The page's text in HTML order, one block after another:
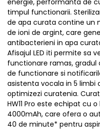
energie, performanta de
timpul functionarii.
de apa curata contine un
de ioni de argint, care
antibacterieni in apa
Afisajul LED iti permite sa
functionare ramas, gradul
de functionare si
asistenta vocala in 5 limbi
optimizezi curatenia.
HW11 Pro este echipat cu
4000mAh, care ofera o
40 de minute* pentru